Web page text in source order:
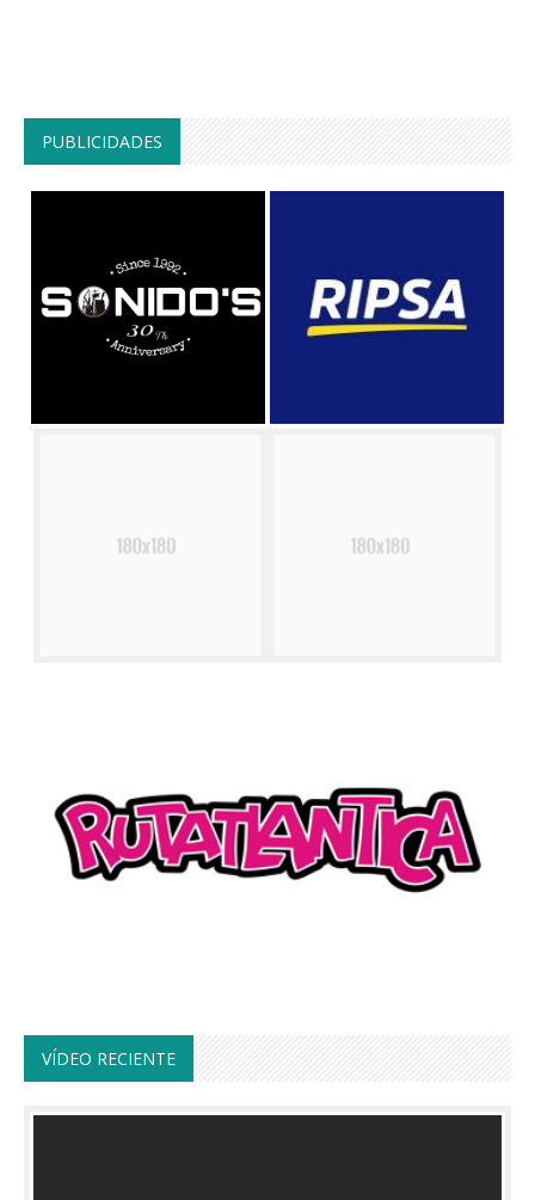
PUBLICIDADES
VÍDEO RECIENTE